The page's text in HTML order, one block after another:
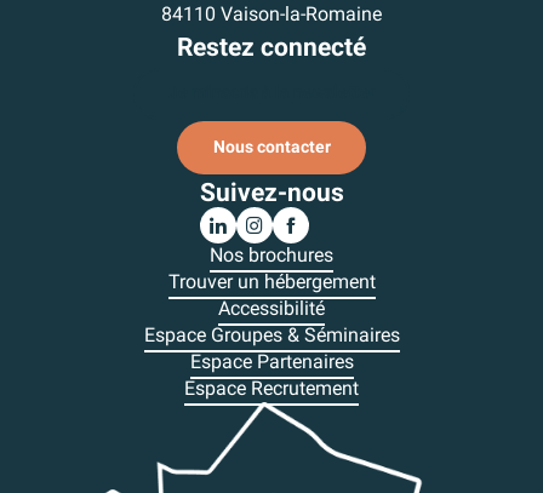
84110 Vaison-la-Romaine
Restez connecté
Nous contacter
Suivez-nous
Nos brochures
Trouver un hébergement
Accessibilité
Espace Groupes & Séminaires
Espace Partenaires
Espace Recrutement